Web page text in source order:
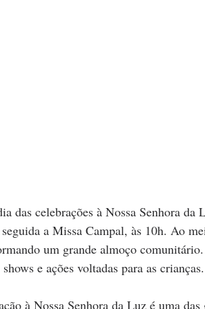
das celebrações à Nossa Senhora da
a Missa Campal, às 10h. Ao
um grande almoço
e ações voltadas para as crianças.
à Nossa Senhora da Luz é uma das